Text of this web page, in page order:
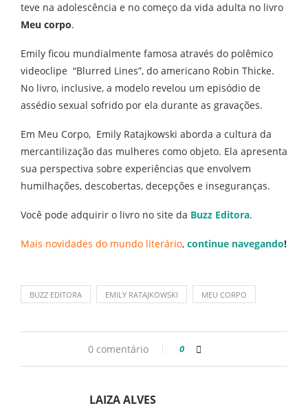
teve na adolescência e no começo da vida adulta no livro
Meu corpo.
Emily ficou mundialmente famosa através do polêmico
videoclipe “Blurred Lines”, do americano Robin Thicke.
No livro, inclusive, a modelo revelou um episódio de
assédio sexual sofrido por ela durante as gravações.
Em Meu Corpo, Emily Ratajkowski aborda a cultura da
mercantilização das mulheres como objeto. Ela apresenta
sua perspectiva sobre experiências que envolvem
humilhações, descobertas, decepções e inseguranças.
Você pode adquirir o livro no site da Buzz Editora.
Mais novidades do mundo literário, continue navegando!
BUZZ EDITORA EMILY RATAJKOWSKI MEU CORPO
0 comentário 0
LAIZA ALVES